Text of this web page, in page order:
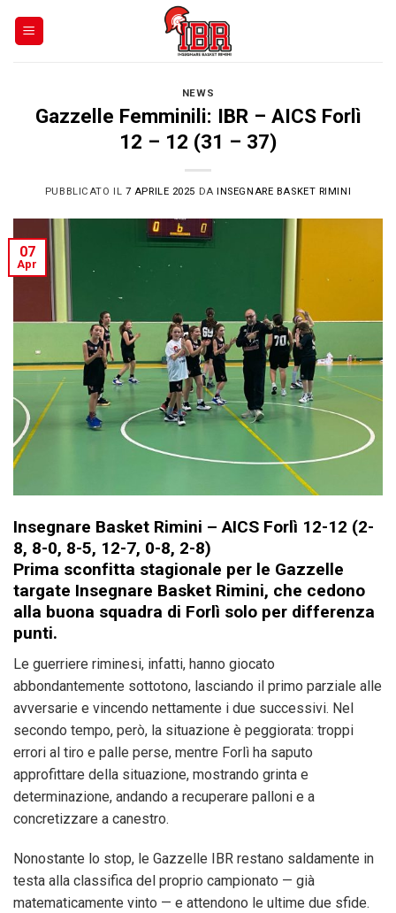
NEWS
Gazzelle Femminili: IBR – AICS Forlì
12 – 12 (31 – 37)
PUBBLICATO IL 7 APRILE 2025 DAINSEGNARE BASKET RIMINI
07
Apr
Insegnare Basket Rimini – AICS Forlì 12-12 (2-
8, 8-0, 8-5, 12-7, 0-8, 2-8)
Prima sconfitta stagionale per le Gazzelle
targate Insegnare Basket Rimini, che cedono
alla buona squadra di Forlì solo per differenza
punti.
Le guerriere riminesi, infatti, hanno giocato
abbondantemente sottotono, lasciando il primo parziale alle
avversarie e vincendo nettamente i due successivi. Nel
secondo tempo, però, la situazione è peggiorata: troppi
errori al tiro e palle perse, mentre Forlì ha saputo
approfittare della situazione, mostrando grinta e
determinazione, andando a recuperare palloni e a
concretizzare a canestro.
Nonostante lo stop, le Gazzelle IBR restano saldamente in
testa alla classifica del proprio campionato — già
matematicamente vinto — e attendono le ultime due sfide.